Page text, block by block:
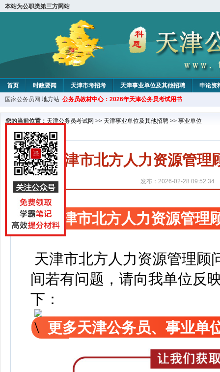
本站为公职类第三方网站
首页 时政要闻 天津市考招考 天津事业单位及其他招聘 申论资
教材中心
国家公务员网 地方站: 公务员教材中心：2026年天津公务员考试用书
您的当前位置： 天津公务员考试网 >> 天津事业单位及其他招聘 >> 事业单位
天津市北方人力资源管理
发布：2026-02-28 09:52:34
天津市北方人力资源管理
天津市北方人力资源管理顾
间若有问题，请向我单位反
下：
更多天津公务员、事业单